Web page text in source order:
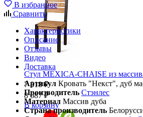
Стул MEXICA-CHAISE из
7 818 ₽
8 687 ₽
В корзину
В избранное
Сравнить
Характеристики
Описание
Отзывы
Видео
Доставка
Артикул Кровать "Некст", дуб
Производитель Стэнлес
Материал Массив дуба
Страна производитель